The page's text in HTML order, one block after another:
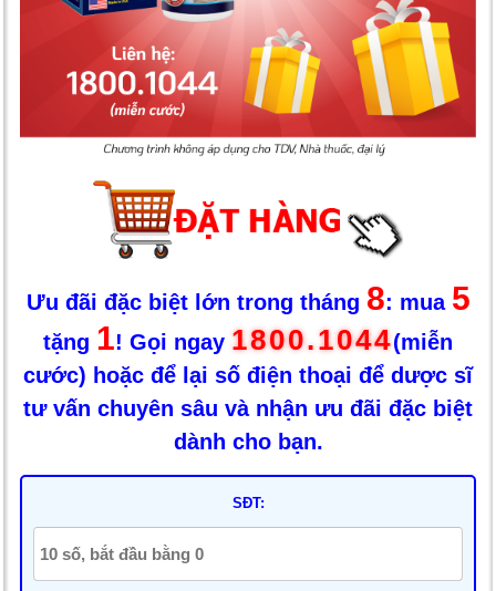
Ưu đãi đặc biệt lớn trong tháng 8: mua 5
tặng 1! Gọi ngay 1800.1044(miễn
cước) hoặc để lại số điện thoại để dược sĩ
tư vấn chuyên sâu và nhận ưu đãi đặc biệt
dành cho bạn.
SĐT: